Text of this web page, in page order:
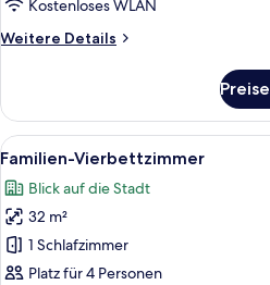
Kostenloses WLAN
Weitere Details
Weitere
Zimmer
Alle
Fotos
für
Familien-
Vierbettzimmer
anzeigen
6
Familien-Vierbettzimmer
Blick auf die Stadt
32 m²
1 Schlafzimmer
Platz für 4 Personen